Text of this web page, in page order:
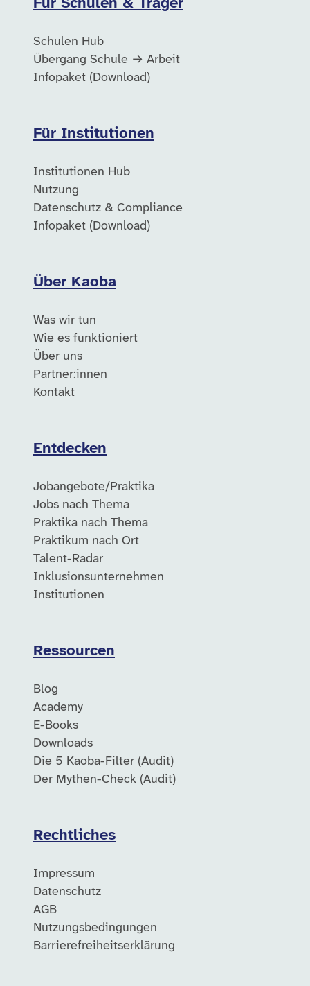
Für Schulen & Träger
Schulen Hub
Übergang Schule → Arbeit
Infopaket (Download)
Für Institutionen
Institutionen Hub
Nutzung
Datenschutz & Compliance
Infopaket (Download)
Über Kaoba
Was wir tun
Wie es funktioniert
Über uns
Partner:innen
Kontakt
Entdecken
Jobangebote/Praktika
Jobs nach Thema
Praktika nach Thema
Praktikum nach Ort
Talent-Radar
Inklusionsunternehmen
Institutionen
Ressourcen
Blog
Academy
E-Books
Downloads
Die 5 Kaoba-Filter (Audit)
Der Mythen-Check (Audit)
Rechtliches
Impressum
Datenschutz
AGB
Nutzungsbedingungen
Barrierefreiheitserklärung